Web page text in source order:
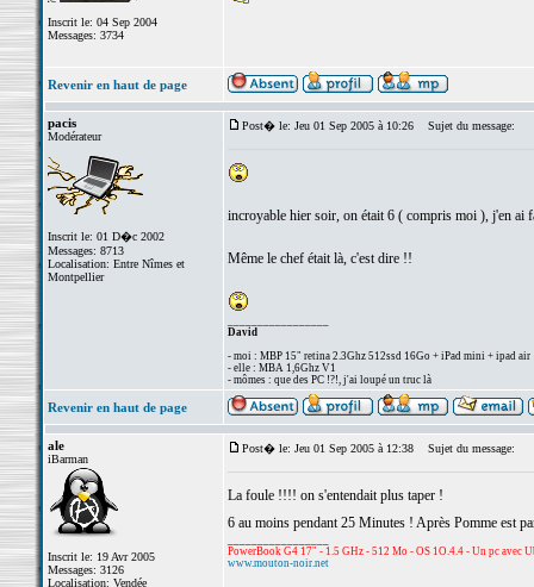
Inscrit le: 04 Sep 2004
Messages: 3734
Revenir en haut de page
pacis
Modérateur
Inscrit le: 01 D�c 2002
Messages: 8713
Localisation: Entre Nîmes et
Montpellier
Post� le: Jeu 01 Sep 2005 à 10:26 Sujet du message:
incroyable hier soir, on était 6 ( compris moi ), j'en ai
Même le chef était là, c'est dire !!
David
- moi : MBP 15" retina 2.3Ghz 512ssd 16Go + iPad mini + ipad air
- elle : MBA 1,6Ghz V1
- mômes : que des PC !?!, j'ai loupé un truc là
Revenir en haut de page
ale
iBarman
Inscrit le: 19 Avr 2005
Messages: 3126
Localisation: Vendée
Post� le: Jeu 01 Sep 2005 à 12:38 Sujet du message:
La foule !!!! on s'entendait plus taper !
6 au moins pendant 25 Minutes ! Après Pomme est
PowerBook G4 17" - 1.5 GHz - 512 Mo - OS 1O.4.4 - Un pc avec
www.mouton-noir.net